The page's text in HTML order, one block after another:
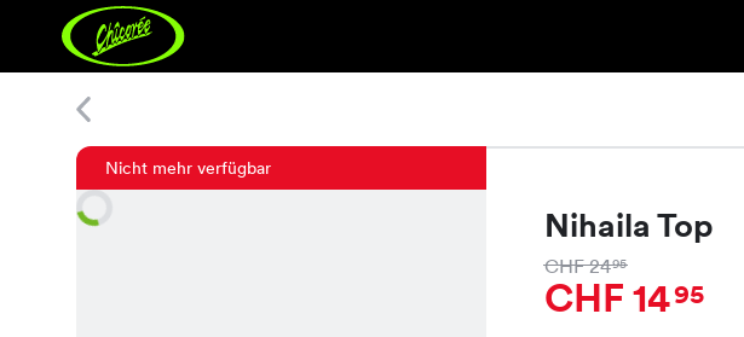
Nicht mehr verfügbar
Nihaila Top
CHF 2495
CHF 1495